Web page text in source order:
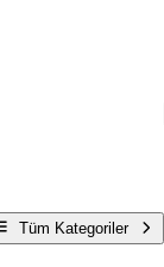
Tüm Kategoriler